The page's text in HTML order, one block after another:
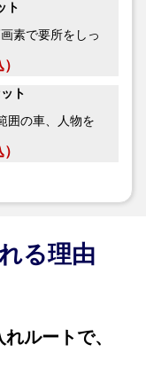
ト
素で要所をしっ
ト
囲の車、人物を
る理由
ルートで、